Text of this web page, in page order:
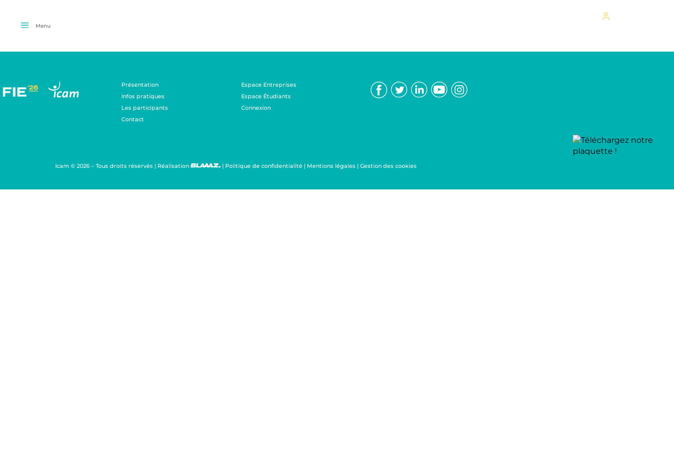
Menu
Présentation
Infos pratiques
Les participants
Contact
Espace Entreprises
Espace Étudiants
Connexion
Icam © 2026 – Tous droits réservés | Réalisation | Politique de confidentialité| Mentions légales| Gestion des cookies